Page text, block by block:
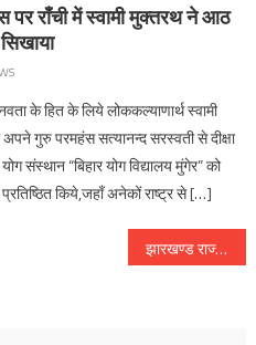
पर राँची में स्वामी मुक्तरथ ने आठ
के हित के लिये लोककल्याणार्थ स्वामी
गुरु परमहंस सत्यानन्द सरस्वती से दीक्षा
संस्थान “बिहार योग विद्यालय मुंगेर” को
किये,जहाँ अनेकों राष्ट्र से […]
झारखण्ड राज्य का 17वा स्थापना दिवस :: राष्ट्रपति पहुंचे रांची